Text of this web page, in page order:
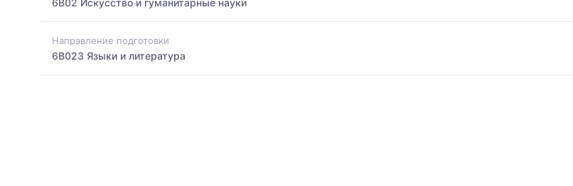
6B02 Искусство и гуманитарные науки
Направление подготовки
6B023 Языки и литература